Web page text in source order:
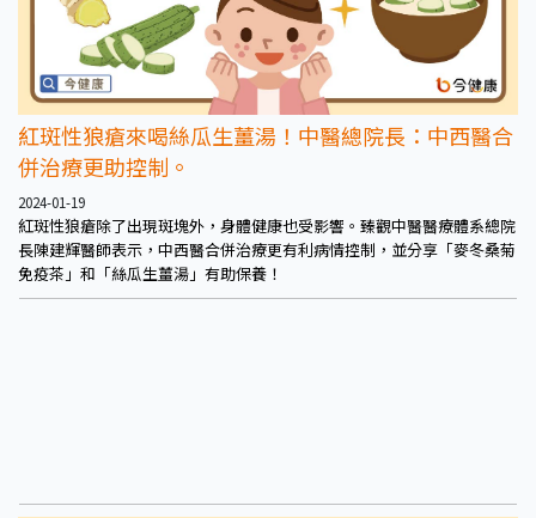
紅斑性狼瘡來喝絲瓜生薑湯！中醫總院長：中西醫合
併治療更助控制。
2024-01-19
紅斑性狼瘡除了出現斑塊外，身體健康也受影響。臻觀中醫醫療體系總院
長陳建輝醫師表示，中西醫合併治療更有利病情控制，並分享「麥冬桑菊
免疫茶」和「絲瓜生薑湯」有助保養！